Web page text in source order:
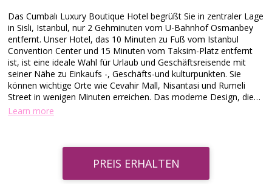
Das Cumbalı Luxury Boutique Hotel begrüßt Sie in zentraler Lage
in Sisli, Istanbul, nur 2 Gehminuten vom U-Bahnhof Osmanbey
entfernt. Unser Hotel, das 10 Minuten zu Fuß vom Istanbul
Convention Center und 15 Minuten vom Taksim-Platz entfernt
ist, ist eine ideale Wahl für Urlaub und Geschäftsreisende mit
seiner Nähe zu Einkaufs -, Geschäfts-und kulturpunkten. Sie
können wichtige Orte wie Cevahir Mall, Nisantasi und Rumeli
Street in wenigen Minuten erreichen. Das moderne Design, die
elegante Atmosphäre und die sorgfältig eingerichteten Zimmer
über einen großen Arbeitsbereich, einen Safe und einen täglichen
Reinigungsservice verfügen. Für Geschäftsreisende bietet das
Learn more
PREIS ERHALTEN